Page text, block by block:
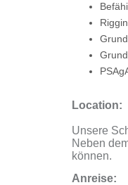
Location:
Unsere
Neben
können.
Anreise: